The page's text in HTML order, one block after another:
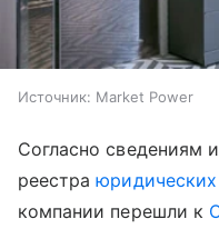
Источник: Market Power
Согласно сведениям
реестра
компании перешли к